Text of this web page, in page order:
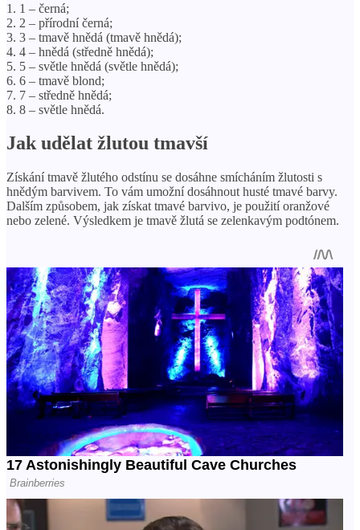
1. 1 – černá;
2. 2 – přírodní černá;
3. 3 – tmavě hnědá (tmavě hnědá);
4. 4 – hnědá (středně hnědá);
5. 5 – světle hnědá (světle hnědá);
6. 6 – tmavě blond;
7. 7 – středně hnědá;
8. 8 – světle hnědá.
Jak udělat žlutou tmavší
Získání tmavě žlutého odstínu se dosáhne smícháním žlutosti s
hnědým barvivem. To vám umožní dosáhnout husté tmavé barvy.
Dalším způsobem, jak získat tmavé barvivo, je použití oranžové
nebo zelené. Výsledkem je tmavě žlutá se zelenkavým podtónem.